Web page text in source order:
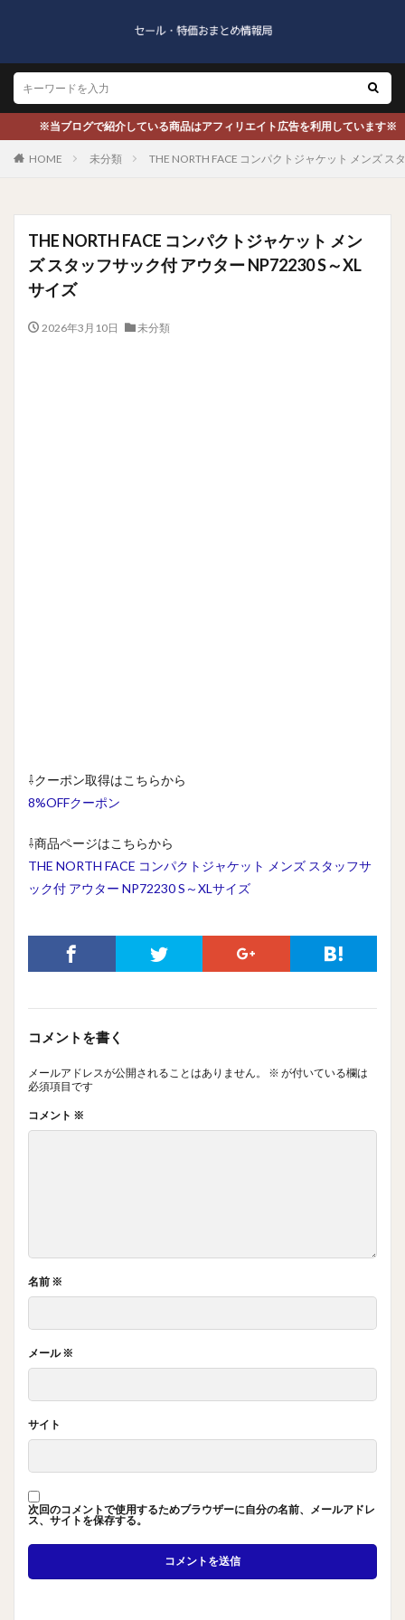
※当ブログで紹介している商品はアフィリエイト広告を利用しています※
HOME 未分類 THE NORTH FACE コンパクトジャケット メンズ ス
THE NORTH FACE コンパクトジャケット メン
ズ スタッフサック付 アウター NP72230 S～XL
サイズ
2026年3月10日 未分類
⇩クーポン取得はこちらから
8%OFFクーポン
⇩商品ページはこちらから
THE NORTH FACE コンパクトジャケット メンズ スタッフサ
ック付 アウター NP72230 S～XLサイズ
コメントを書く
メールアドレスが公開されることはありません。 ※ が付いている欄は
必須項目です
コメント ※
名前 ※
メール※
サイト
次回のコメントで使用するためブラウザーに自分の名前、メールアドレ
ス、サイトを保存する。